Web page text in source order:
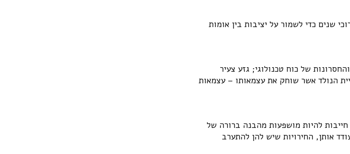
שנים כדי לשמור על יציבות בין אומות
של כוח טכנולוגי; גזע צעיר
הנולד אשר שוחק את עצמאותו – עצמאות
להיות מושפעות מהבנה ברורה של
אותן, החירויות שיש להן להתערב